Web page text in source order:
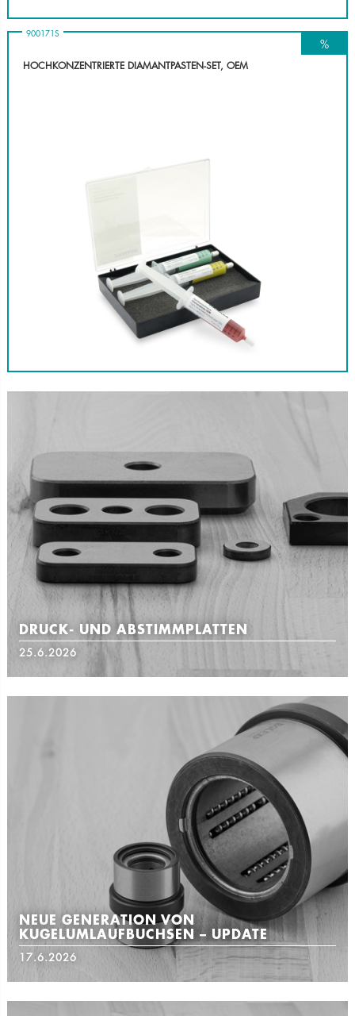
900171S
%
HOCHKONZENTRIERTE DIAMANTPASTEN-SET, OEM
DRUCK- UND ABSTIMMPLATTEN
25.6.2026
NEUE GENERATION VON
KUGELUMLAUFBUCHSEN – UPDATE
17.6.2026